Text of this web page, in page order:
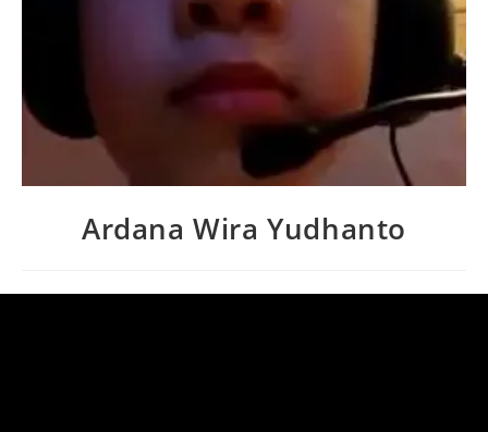
Ardana Wira Yudhanto